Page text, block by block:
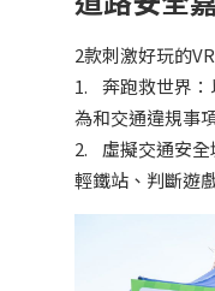
2款刺激好玩的
1. 奔跑救世界：
為和交通違規事
2. 虛擬交通安全
輕鐵站、判斷遊